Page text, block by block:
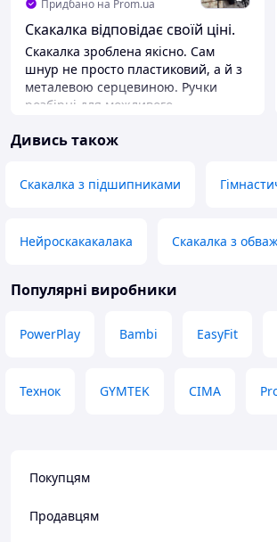
Придбано на Prom.ua
Скакалка відповідає своїй ціні.
Скакалка зроблена якісно. Сам
шнур не просто пластиковий, а й з
металевою серцевиною. Ручки
розбірні для можливого
зріст людини. Наявні підшипники.
Якість матеріалу.
вигляд ручок.
Дивись також
Скакалка з підшипниками
Нейроскакакалака Скакалка з
Популярні виробники
PowerPlay Bambi EasyFit
Технок GYMTEK CIMA
Покупцям
Продавцям